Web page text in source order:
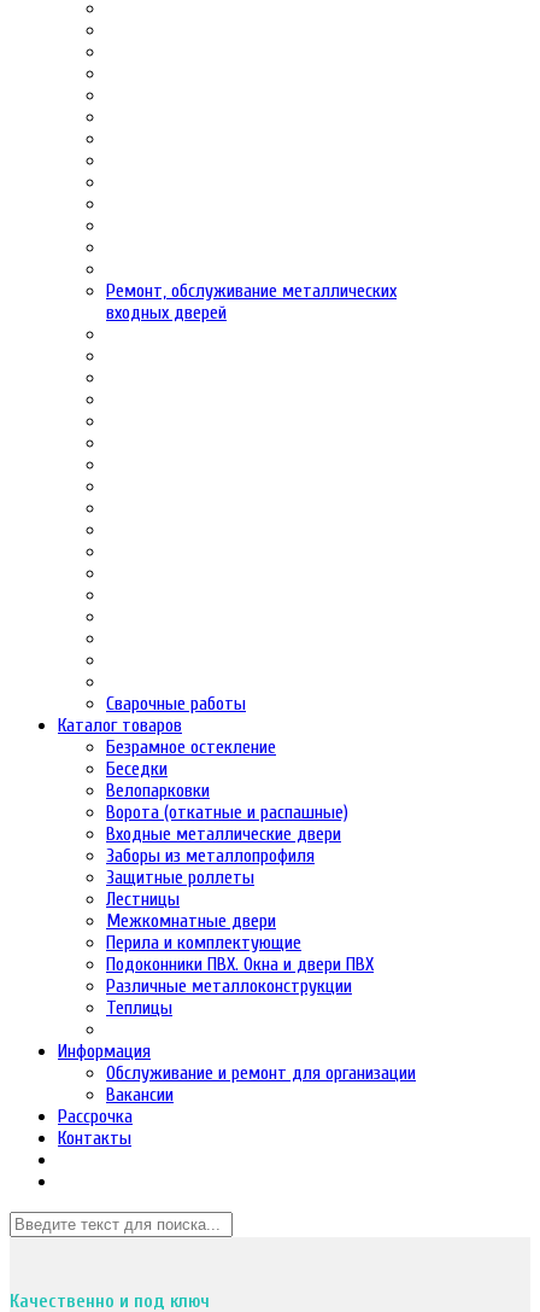
Ремонт, обслуживание металлических
входных дверей
Сварочные работы
Каталог товаров
Безрамное остекление
Беседки
Велопарковки
Ворота (откатные и распашные)
Входные металлические двери
Заборы из металлопрофиля
Защитные роллеты
Лестницы
Межкомнатные двери
Перила и комплектующие
Подоконники ПВХ. Окна и двери ПВХ
Различные металлоконструкции
Теплицы
Информация
Обслуживание и ремонт для организации
Вакансии
Рассрочка
Контакты
Качественно и под ключ